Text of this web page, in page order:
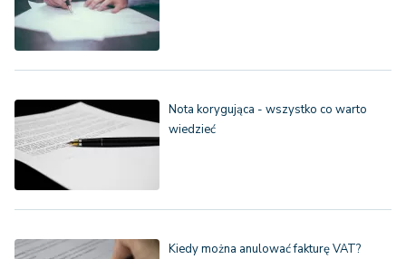
Nota korygująca - wszystko co warto
wiedzieć
Kiedy można anulować fakturę VAT?